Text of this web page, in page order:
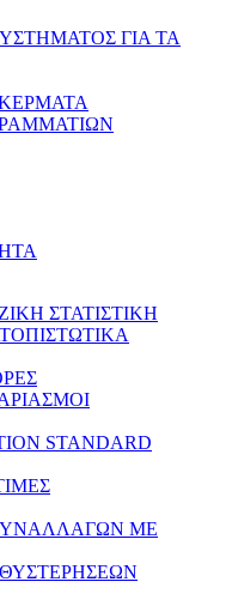
ΓΙΑ ΤΑ
ΣΤΑΤΙΣΤΙΚΗ
STANDARD
ΜΕ